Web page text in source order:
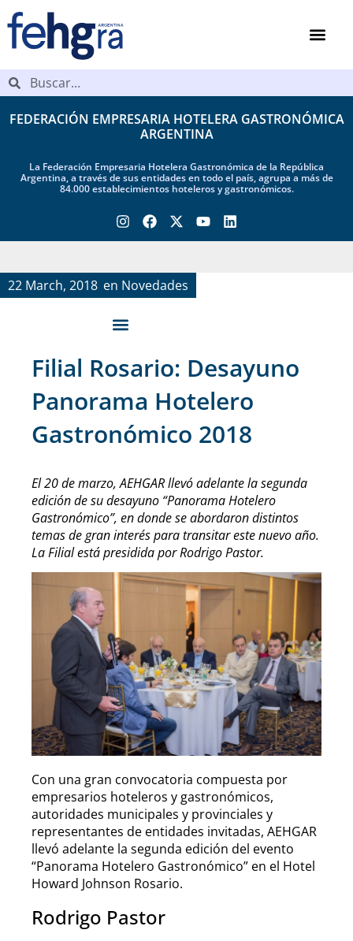
FEDERACIÓN EMPRESARIA HOTELERA GASTRONÓMICA
ARGENTINA
La Federación Empresaria Hotelera Gastronómica de la República
Argentina, a través de sus entidades en todo el país, agrupa a más de
84.000 establecimientos hoteleros y gastronómicos.
22 March, 2018 en Novedades
Filial Rosario: Desayuno
Panorama Hotelero
Gastronómico 2018
El 20 de marzo, AEHGAR llevó adelante la segunda
edición de su desayuno “Panorama Hotelero
Gastronómico”, en donde se abordaron distintos
temas de gran interés para transitar este nuevo año.
La Filial está presidida por Rodrigo Pastor.
Con una gran convocatoria compuesta por
empresarios hoteleros y gastronómicos,
autoridades municipales y provinciales y
representantes de entidades invitadas, AEHGAR
llevó adelante la segunda edición del evento
“Panorama Hotelero Gastronómico” en el Hotel
Howard Johnson Rosario.
Rodrigo Pastor